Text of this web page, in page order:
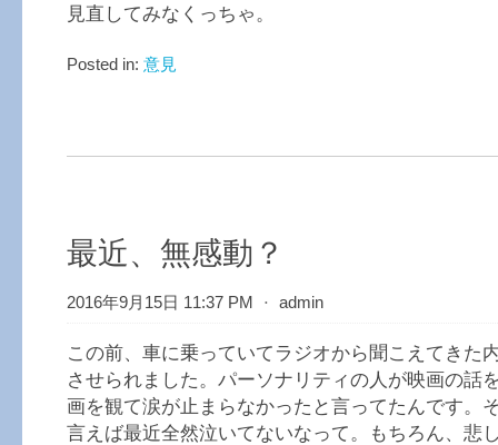
見直してみなくっちゃ。
Posted in: 意見
最近、無感動？
2016年9月15日 11:37 PM ⋅ admin
この前、車に乗っていてラジオから聞こえてきた
させられました。パーソナリティの人が映画の話
画を観て涙が止まらなかったと言ってたんです。
言えば最近全然泣いてないなって。もちろん、悲